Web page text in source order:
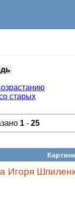
старых
1- 25
Игоря